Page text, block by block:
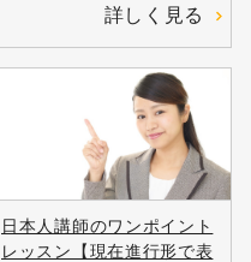
詳しく見る
日本人講師のワンポイント
レッスン【現在進行形で表